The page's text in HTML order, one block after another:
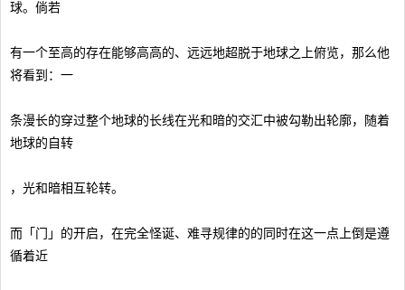
球。倘若
有一个至高的存在能够高高的、远远地超脱于地球之上俯览，那么他
将看到：一
条漫长的穿过整个地球的长线在光和暗的交汇中被勾勒出轮廓，随着
地球的自转
，光和暗相互轮转。
而「门」的开启，在完全怪诞、难寻规律的的同时在这一点上倒是遵
循着近